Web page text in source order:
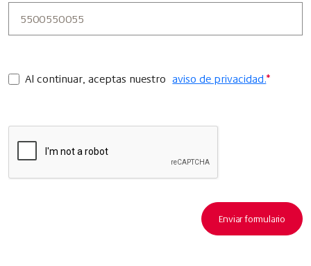
Al continuar, aceptas nuestro aviso de privacidad.*